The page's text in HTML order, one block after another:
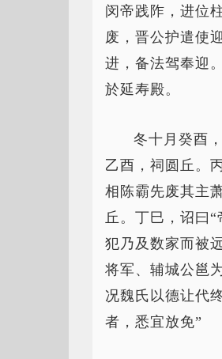
闵帝践阼，进位
废，晋公护遣使
进，备法驾奉迎
於延寿殿。
冬十月癸酉
乙酉，祠圆丘。
相陈霸先废其主
丘。丁巳，诏曰
犯乃及数家而被
将军、辅城公邕
况魏氏以德让代
者，悉宜放免”